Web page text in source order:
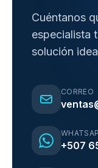
Cuéntanos
especialista
solución
CORREO
+507